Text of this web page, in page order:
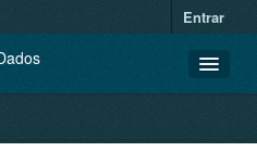
Entrar